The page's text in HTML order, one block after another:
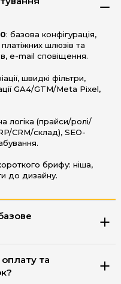
: базова конфігурація,
шлюзів та
e-mail сповіщення.
швидкі фільтри,
GA4/GTM/Meta Pixel,
логіка (прайси/ролі/
CRM/склад), SEO-
брифу: ніша,
до дизайну.
та